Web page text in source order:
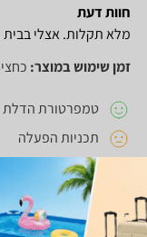
חוות דעת
מלא תקלות. אצלי
זמן שימוש במוצר:
טמפרטורת הדלת
תכניות הפעלה
איכות האפייה,
חוו"ד עזרה 0